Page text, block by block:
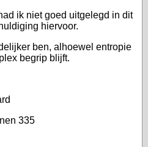
ik niet goed uitgelegd in dit
hiervoor.
ben, alhoewel entropie
begrip blijft.
335